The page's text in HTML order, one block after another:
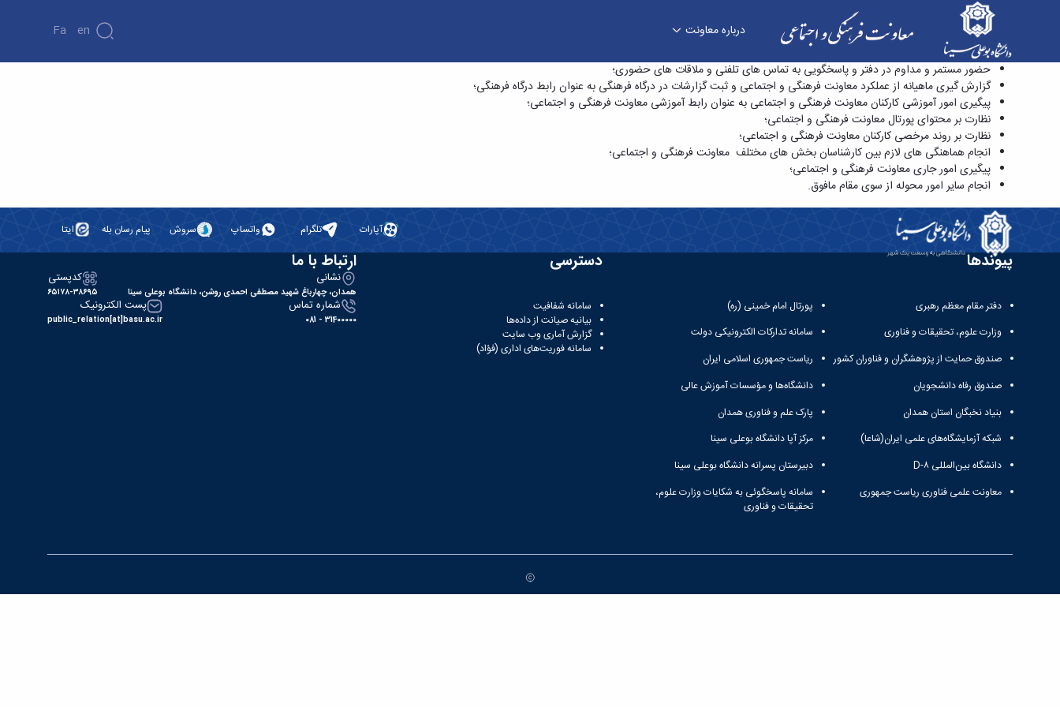
درباره معاونت Fa En
مسئول دفتر معاونت فرهنگی و اجتماعی - معاونت فرهنگی
حضور مستمر و مداوم در دفتر و پاسخگویی به تماس های تلفنی و ملاقات های حضوری؛
گزارش گیری ماهیانه از عملکرد معاونت فرهنگی و اجتماعی و ثبت گزارشات در درگاه فرهنگی به عنوان رابط درگاه فرهنگی؛
پیگیری امور آموزشی کارکنان معاونت فرهنگی و اجتماعی به عنوان رابط آموزشی معاونت فرهنگی و اجتماعی؛
نظارت بر محتوای پورتال معاونت فرهنگی و اجتماعی؛
نظارت بر روند مرخصی کارکنان معاونت فرهنگی و اجتماعی؛
انجام هماهنگی های لازم بین کارشناسان بخش های مختلف معاونت فرهنگی و اجتماعی؛
پیگیری امور جاری معاونت فرهنگی و اجتماعی؛
انجام سایر امور محوله از سوی مقام مافوق.​​​​​​​
آپارات تلگرام واتساپ سروش پیام رسان بله ایتا
پیوندها
دفتر مقام معظم رهبری
وزارت علوم، تحقیقات و فناوری
صندوق حمایت از پژوهشگران و فناوران کشور
صندوق رفاه دانشجویان
بنیاد نخبگان استان همدان
شبکه آزمایشگاه‌های علمی ایران(شاعا)
دانشگاه بین‌المللی D-۸
معاونت علمی فناوری ریاست جمهوری
پورتال امام خمینی (ره)
سامانه تدارکات الکترونیکی دولت
ریاست جمهوری اسلامی ایران
دانشگاه‌ها و مؤسسات آموزش عالی
پارک علم و فناوری همدان
مرکز آپا دانشگاه بوعلی سینا
دبیرستان پسرانه دانشگاه بوعلی سینا
سامانه پاسخگوئی به شکایات وزارت علوم،
تحقیقات و فناوری
دسترسی
سامانه شفافیت
بیانیه صیانت از داده‌ها
گزارش آماری وب‌ سایت
سامانه فوریت‌های اداری (فؤاد)
ارتباط با ما
نشانی
همدان، چهارباغ شهید مصطفی احمدی روشن، دانشگاه بوعلی سینا
کدپستی
۶۵۱۷۸-۳۸۶۹۵
شماره تماس
31400000 - 081
پست الکترونیک
public_relation[at]basu.ac.ir